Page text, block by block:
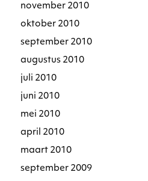
november 2010
oktober 2010
september 2010
augustus 2010
juli 2010
juni 2010
mei 2010
april 2010
maart 2010
september 2009